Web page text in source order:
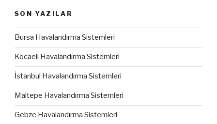
SON YAZILAR
Bursa Havalandırma Sistemleri
Kocaeli Havalandırma Sistemleri
İstanbul Havalandırma Sistemleri
Maltepe Havalandırma Sistemleri
Gebze Havalandırma Sistemleri